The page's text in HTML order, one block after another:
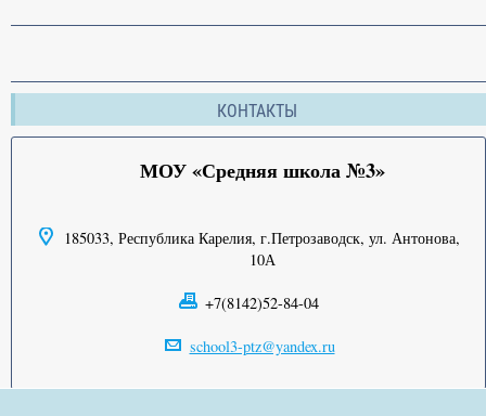
КОНТАКТЫ
МОУ «Средняя школа №3»
185033, Республика Карелия, г.Петрозаводск, ул. Антонова,
10А
+7(8142)52-84-04
school3-ptz@yandex.ru